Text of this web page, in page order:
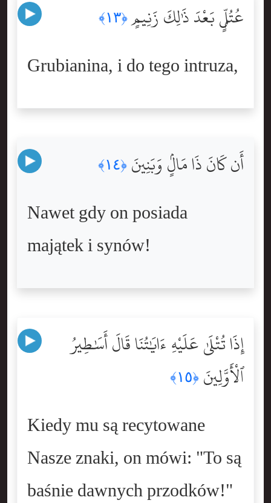
عُتُلٍّۭ بَعْدَ ذَٰلِكَ زَنِيمٍ﴿١٣﴾
Grubianina, i do tego intruza,
أَن كَانَ ذَا مَالٍۢ وَبَنِينَ ﴿١٤﴾
Nawet gdy on posiada
majątek i synów!
إِذَا تُتْلَىٰ عَلَيْهِ ءَايَٰتُنَا قَالَ أَسَٰطِيرُ
ٱلْأَوَّلِينَ ﴿١٥﴾
Kiedy mu są recytowane
Nasze znaki, on mówi: "To są
baśnie dawnych przodków!"